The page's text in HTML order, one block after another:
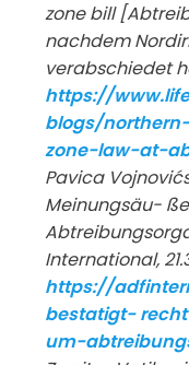
zone bill
nachdem
verabschiedet
https://www.l
blogs/
zone-law-at-
Pavica
Meinungsäu-
International,
https://
bestatigt-
um-